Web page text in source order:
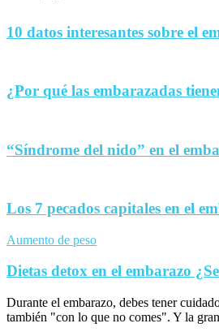
10 datos interesantes sobre el
¿Por qué las embarazadas
“Síndrome del nido” en el
Los 7 pecados capitales en el
Aumento de peso
Dietas detox en el embarazo
Durante el embarazo, debes tener
también "con lo que no comes". Y la